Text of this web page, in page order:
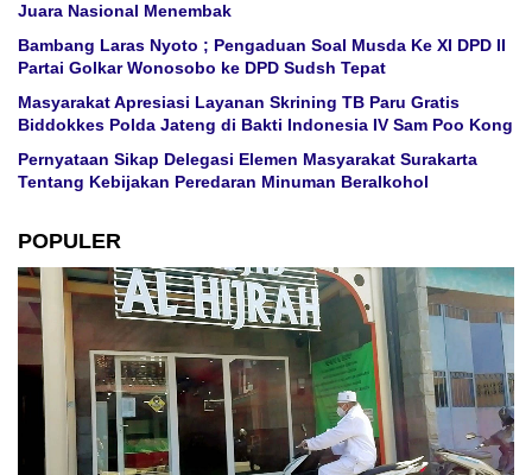
Juara Nasional Menembak
Bambang Laras Nyoto ; Pengaduan Soal Musda Ke XI DPD II
Partai Golkar Wonosobo ke DPD Sudsh Tepat
Masyarakat Apresiasi Layanan Skrining TB Paru Gratis
Biddokkes Polda Jateng di Bakti Indonesia IV Sam Poo Kong
Pernyataan Sikap Delegasi Elemen Masyarakat Surakarta
Tentang Kebijakan Peredaran Minuman Beralkohol
POPULER